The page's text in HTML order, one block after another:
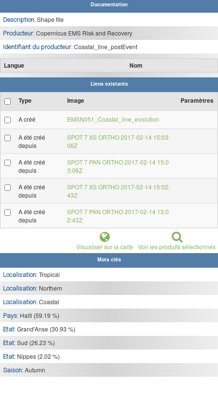
Documentation
Description: Shape file
Producteur: Copernicus EMS Risk and Recovery
Identifiant du producteur: Coastal_line_postEvent
Langue Nom
Liens existants
Type Image Paramètres
A créé EMSN051_Coastal_line_evolution
A été créé
depuis
SPOT 7 XS ORTHO 2017-02-14 15:03:
06Z
A été créé
depuis
SPOT 7 PAN ORTHO 2017-02-14 15:0
3:06Z
A été créé
depuis
SPOT 7 XS ORTHO 2017-02-14 15:02:
43Z
A été créé
depuis
SPOT 7 PAN ORTHO 2017-02-14 15:0
2:43Z
Visualiser sur la carte Voir les produits sélectionnés
Mots clés
Localisation: Tropical
Localisation: Northern
Localisation: Coastal
Pays: Haiti (59.19 %)
Etat: Grand'Anse (30.93 %)
Etat: Sud (26.23 %)
Etat: Nippes (2.02 %)
Saison: Autumn